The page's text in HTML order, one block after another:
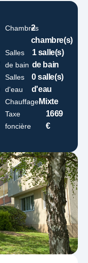
Chambres
2
chambre(s)
Salles
de bain
1 salle(s)
de bain
Salles
d'eau
0 salle(s)
d'eau
ChauffageMixte
Taxe
foncière
1669
€